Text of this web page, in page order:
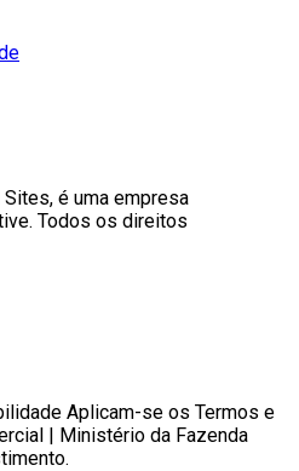
é uma empresa
Todos os direitos
Aplicam-se os Termos e
| Ministério da Fazenda